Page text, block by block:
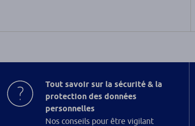
Tout savoir sur la sécurité & la
protection des données
personnelles
Nos conseils pour être vigilant